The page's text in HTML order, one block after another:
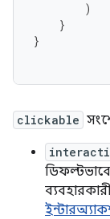
)
}
}
clickable